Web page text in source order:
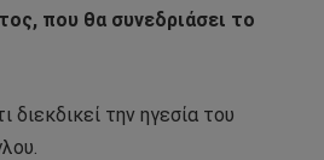
που θα συνεδριάσει το
την ηγεσία του